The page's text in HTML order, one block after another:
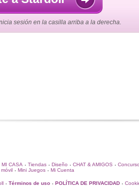
sesión en la casilla arriba a la derecha.
MI CASA • Tiendas • Diseño • CHAT & AMIGOS •
• Mini Juegos • Mi Cuenta
• Términos de uso • POLÍTICA DE PRIVACIDAD •